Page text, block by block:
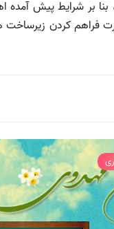
بر شرایط پیش
فراهم کردن زیرساخت